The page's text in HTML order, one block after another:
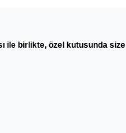
ile birlikte, özel kutusunda size